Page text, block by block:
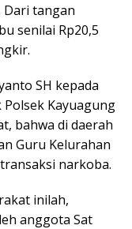
Dari tangan
senilai Rp20,5
SH kepada
Kayuagung
bahwa di daerah
Guru Kelurahan
narkoba.
inilah,
anggota Sat